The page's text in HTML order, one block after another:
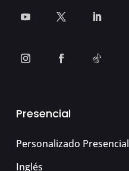
Presencial
Personalizado Presencial
Inglés